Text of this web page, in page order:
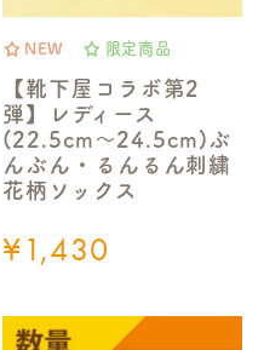
NEW 限定商品
【靴下屋コラボ第2
弾】レディース
(22.5cm～24.5cm)ぶ
んぶん・るんるん刺繍
花柄ソックス
¥1,430